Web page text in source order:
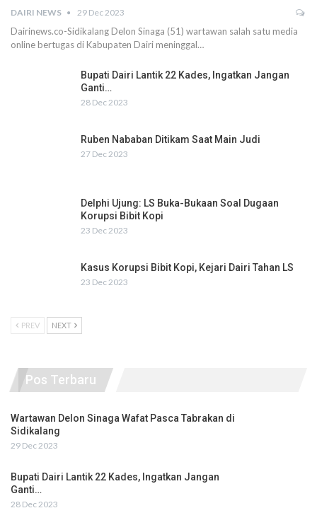
DAIRI NEWS 29 Dec 2023
Dairinews.co-Sidikalang Delon Sinaga (51) wartawan salah satu media
online bertugas di Kabupaten Dairi meninggal…
Bupati Dairi Lantik 22 Kades, Ingatkan Jangan
Ganti…
28 Dec 2023
Ruben Nababan Ditikam Saat Main Judi
27 Dec 2023
Delphi Ujung: LS Buka-Bukaan Soal Dugaan
Korupsi Bibit Kopi
23 Dec 2023
Kasus Korupsi Bibit Kopi, Kejari Dairi Tahan LS
23 Dec 2023
PREV NEXT
Pos Terbaru
Wartawan Delon Sinaga Wafat Pasca Tabrakan di
Sidikalang
29 Dec 2023
Bupati Dairi Lantik 22 Kades, Ingatkan Jangan
Ganti…
28 Dec 2023